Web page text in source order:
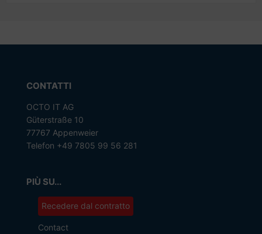
CONTATTI
OCTO IT AG
Güterstraße 10
77767 Appenweier
Telefon +49 7805 99 56 281
PIÙ SU...
Recedere dal contratto
Contact